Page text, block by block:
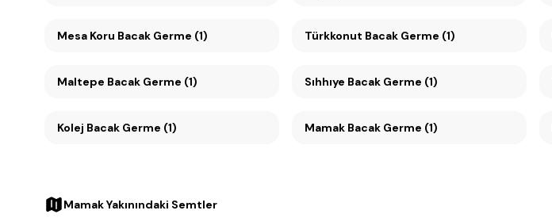
Mesa Koru Bacak Germe (1) Türkkonut Bacak Germe (1)
Maltepe Bacak Germe (1) Sıhhıye Bacak Germe (1)
Kolej Bacak Germe (1) Mamak Bacak Germe (1)
Mamak Yakınındaki Semtler